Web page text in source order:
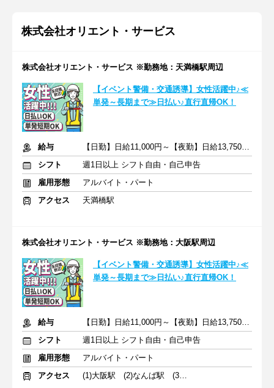
株式会社オリエント・サービス
株式会社オリエント・サービス ※勤務地：天満橋駅周辺
【イベント警備・交通誘導】女性活躍中♪≪
単発～長期まで≫日払い♪直行直帰OK！
給与
【日勤】日給11,000円～【夜勤】日給13,750円～
シフト
週1日以上 シフト自由・自己申告
雇用形態
アルバイト・パート
アクセス
天満橋駅
株式会社オリエント・サービス ※勤務地：大阪駅周辺
【イベント警備・交通誘導】女性活躍中♪≪
単発～長期まで≫日払い♪直行直帰OK！
給与
【日勤】日給11,000円～【夜勤】日給13,750円～
シフト
週1日以上 シフト自由・自己申告
雇用形態
アルバイト・パート
アクセス
(1)大阪駅 (2)なんば駅 (3)豊中駅